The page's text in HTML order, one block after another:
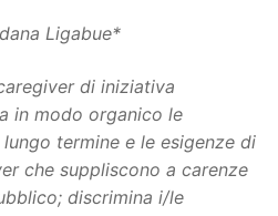
Ligabue*
di iniziativa
in modo organico le
termine e le esigenze di
che suppliscono a carenze
discrimina i/le